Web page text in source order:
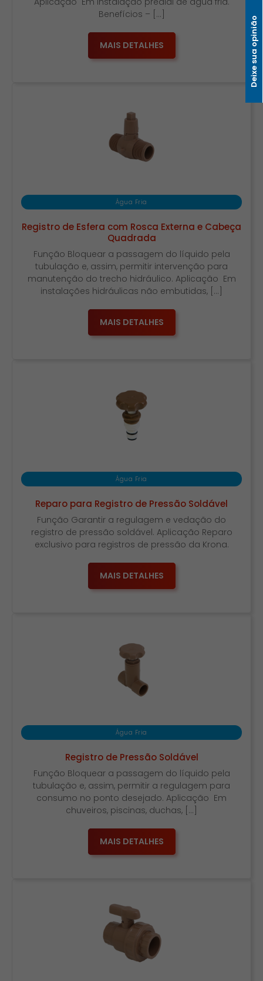
Benefícios – […]
MAIS DETALHES
Água Fria
Registro de Esfera com Rosca Externa e Cabeça
Quadrada
Função Bloquear a passagem do líquido pela
tubulação e, assim, permitir intervenção para
manutenção do trecho hidráulico. Aplicação Em
instalações hidráulicas não embutidas, […]
MAIS DETALHES
Água Fria
Reparo para Registro de Pressão Soldável
Função Garantir a regulagem e vedação do
registro de pressão soldável. Aplicação Reparo
exclusivo para registros de pressão da Krona.
MAIS DETALHES
Água Fria
Registro de Pressão Soldável
Função Bloquear a passagem do líquido pela
tubulação e, assim, permitir a regulagem para
consumo no ponto desejado. Aplicação Em
chuveiros, piscinas, duchas, […]
MAIS DETALHES
Deixe sua opinião